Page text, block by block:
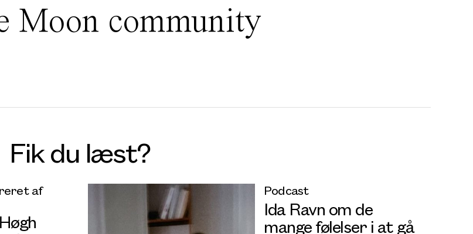
Moon community
Fik du læst?
af Podcast
Ida Ravn om de
mange følelser i at gå